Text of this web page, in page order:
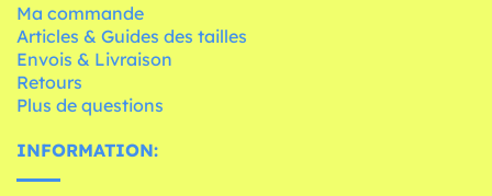
Ma commande
Articles & Guides des tailles
Envois & Livraison
Retours
Plus de questions
INFORMATION: